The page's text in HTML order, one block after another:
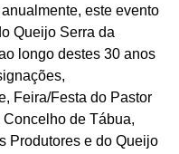
este evento
Queijo Serra da
longo destes 30 anos
Feira/Festa do Pastor
de Tábua,
Produtores e do Queijo